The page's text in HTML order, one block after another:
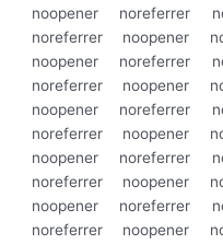
noopener noreferrer
noreferrer noopener
noopener noreferrer
noreferrer noopener
noopener noreferrer
noreferrer noopener
noopener noreferrer
noreferrer noopener
noopener noreferrer
noreferrer noopener